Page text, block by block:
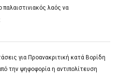
παλαιστινιακός λαός να
για Προανακριτική κατά Βορίδη
την ψηφοφορία η αντιπολίτευση